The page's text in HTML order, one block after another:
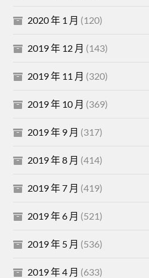
2020 年 1 月 (120)
2019 年 12 月 (143)
2019 年 11 月 (320)
2019 年 10 月 (369)
2019 年 9 月 (317)
2019 年 8 月 (414)
2019 年 7 月 (419)
2019 年 6 月 (521)
2019 年 5 月 (536)
2019 年 4 月 (633)